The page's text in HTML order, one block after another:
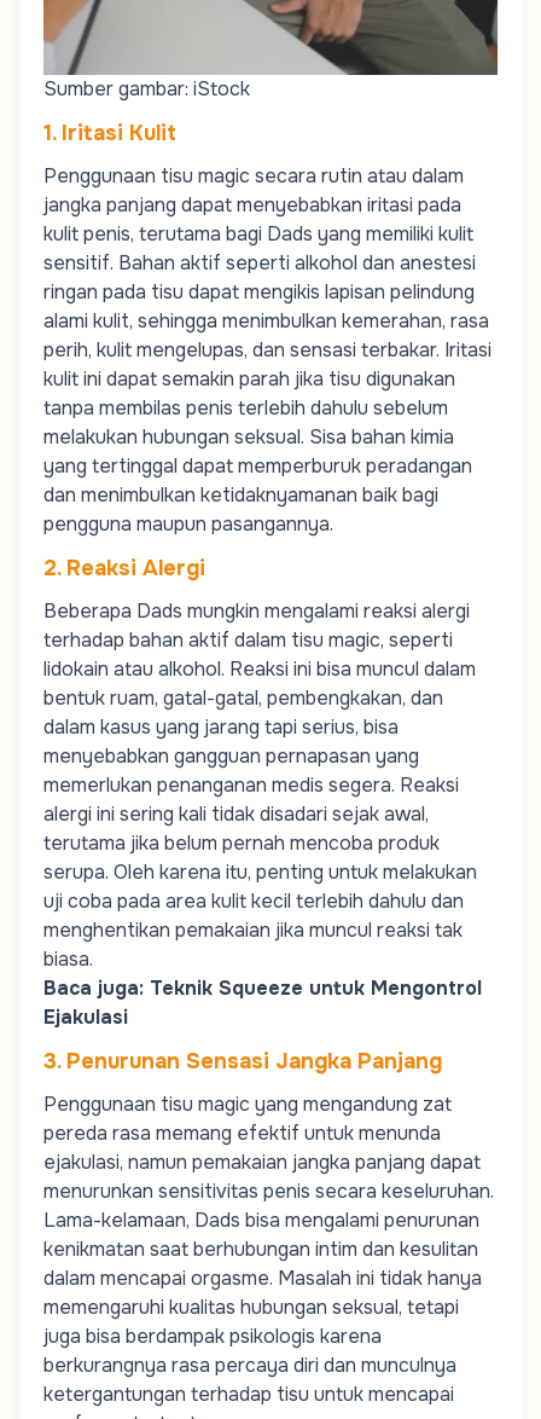
Sumber gambar: iStock
1. Iritasi Kulit
Penggunaan tisu magic secara rutin atau dalam
jangka panjang dapat menyebabkan iritasi pada
kulit penis, terutama bagi Dads yang memiliki kulit
sensitif. Bahan aktif seperti alkohol dan anestesi
ringan pada tisu dapat mengikis lapisan pelindung
alami kulit, sehingga menimbulkan kemerahan, rasa
perih, kulit mengelupas, dan sensasi terbakar. Iritasi
kulit ini dapat semakin parah jika tisu digunakan
tanpa membilas penis terlebih dahulu sebelum
melakukan hubungan seksual. Sisa bahan kimia
yang tertinggal dapat memperburuk peradangan
dan menimbulkan ketidaknyamanan baik bagi
pengguna maupun pasangannya.
2. Reaksi Alergi
Beberapa Dads mungkin mengalami reaksi alergi
terhadap bahan aktif dalam tisu magic, seperti
lidokain atau alkohol. Reaksi ini bisa muncul dalam
bentuk ruam, gatal-gatal, pembengkakan, dan
dalam kasus yang jarang tapi serius, bisa
menyebabkan gangguan pernapasan yang
memerlukan penanganan medis segera. Reaksi
alergi ini sering kali tidak disadari sejak awal,
terutama jika belum pernah mencoba produk
serupa. Oleh karena itu, penting untuk melakukan
uji coba pada area kulit kecil terlebih dahulu dan
menghentikan pemakaian jika muncul reaksi tak
biasa.
Baca juga: Teknik Squeeze untuk Mengontrol
Ejakulasi
3. Penurunan Sensasi Jangka Panjang
Penggunaan tisu magic yang mengandung zat
pereda rasa memang efektif untuk menunda
ejakulasi, namun pemakaian jangka panjang dapat
menurunkan sensitivitas penis secara keseluruhan.
Lama-kelamaan, Dads bisa mengalami penurunan
kenikmatan saat berhubungan intim dan kesulitan
dalam mencapai orgasme. Masalah ini tidak hanya
memengaruhi kualitas hubungan seksual, tetapi
juga bisa berdampak psikologis karena
berkurangnya rasa percaya diri dan munculnya
ketergantungan terhadap tisu untuk mencapai